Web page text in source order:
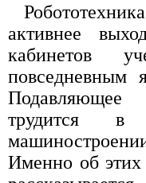
активнее
кабинетов
повседневным
Подавляющее
трудится в
Именно об